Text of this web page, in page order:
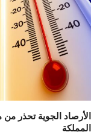
الأرصاد الجوية تحذر
المملكة